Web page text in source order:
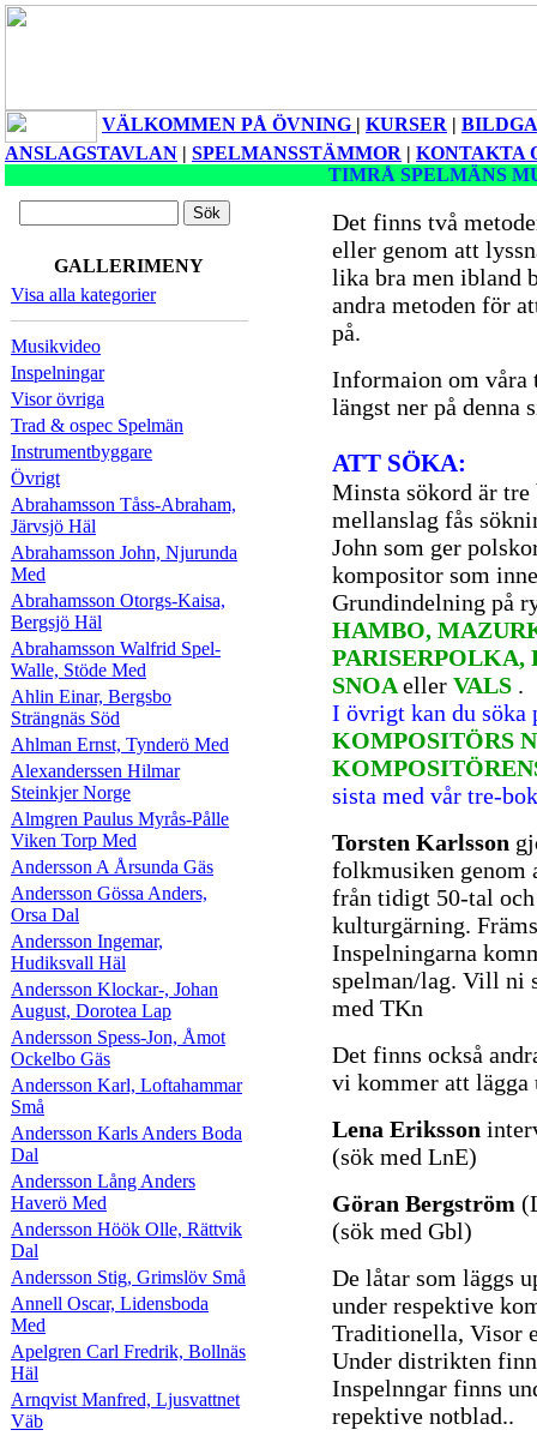
VÄLKOMMEN PÅ ÖVNING | KURSER |
ANSLAGSTAVLAN | SPELMANSSTÄMMOR | KONTAKTA
TIMRÅ SPELMÄNS
GALLERIMENY
Visa alla kategorier
Musikvideo
Inspelningar
Visor övriga
Trad & ospec Spelmän
Instrumentbyggare
Övrigt
Abrahamsson Tåss-Abraham,
Järvsjö Häl
Abrahamsson John, Njurunda
Med
Abrahamsson Otorgs-Kaisa,
Bergsjö Häl
Abrahamsson Walfrid Spel-
Walle, Stöde Med
Ahlin Einar, Bergsbo
Strängnäs Söd
Ahlman Ernst, Tynderö Med
Alexanderssen Hilmar
Steinkjer Norge
Almgren Paulus Myrås-Pålle
Viken Torp Med
Andersson A Årsunda Gäs
Andersson Gössa Anders,
Orsa Dal
Andersson Ingemar,
Hudiksvall Häl
Andersson Klockar-, Johan
August, Dorotea Lap
Andersson Spess-Jon, Åmot
Ockelbo Gäs
Andersson Karl, Loftahammar
Små
Andersson Karls Anders Boda
Dal
Andersson Lång Anders
Haverö Med
Andersson Höök Olle, Rättvik
Dal
Andersson Stig, Grimslöv Små
Annell Oscar, Lidensboda
Med
Apelgren Carl Fredrik, Bollnäs
Häl
Arnqvist Manfred, Ljusvattnet
Väb
Det finns två
eller genom att
lika bra men ibland
andra metoden för
på.
Informaion om våra
längst ner på denna
ATT SÖKA:
Minsta sökord är tre
mellanslag fås
John som ger
kompositor som
Grundindelning på
HAMBO,
PARISERPOLKA,
SNOA eller VALS .
I övrigt kan du söka
KOMPOSITÖRS
sista med vår tre-
Torsten Karlsson
folkmusiken genom
från tidigt 50-tal
kulturgärning.
Inspelningarna
spelman/lag. Vill ni
med TKn
Det finns också
vi kommer att lägga
Lena Eriksson
(sök med LnE)
Göran Bergström
(sök med Gbl)
De låtar som läggs
under respektive
Traditionella, Visor
Under distrikten
Inspelnngar finns
repektive notblad..